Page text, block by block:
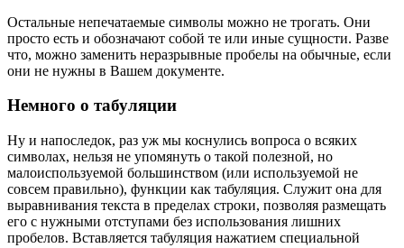
Остальные непечатаемые символы можно не трогать. Они
просто есть и обозначают собой те или иные сущности. Разве
что, можно заменить неразрывные пробелы на обычные, если
они не нужны в Вашем документе.
Немного о табуляции
Ну и напоследок, раз уж мы коснулись вопроса о всяких
символах, нельзя не упомянуть о такой полезной, но
малоиспользуемой большинством (или используемой не
совсем правильно), функции как табуляция. Служит она для
выравнивания текста в пределах строки, позволяя размещать
его с нужными отступами без использования лишних
пробелов. Вставляется табуляция нажатием специальной